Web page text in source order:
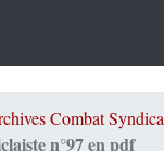
Combat
n°97 en pdf